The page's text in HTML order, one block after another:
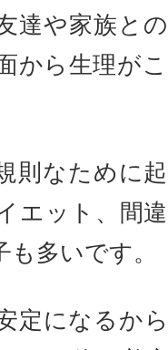
達や家族と
から生理が
則なために
エット、間
多いです。
定になるか